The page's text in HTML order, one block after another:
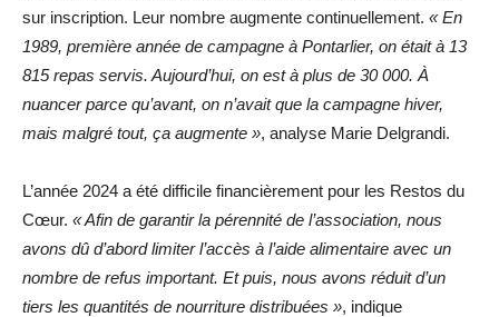
sur inscription. Leur nombre augmente continuellement. « En
1989, première année de campagne à Pontarlier, on était à 13
815 repas servis. Aujourd’hui, on est à plus de 30 000. À
nuancer parce qu’avant, on n’avait que la campagne hiver,
mais malgré tout, ça augmente », analyse Marie Delgrandi.
L’année 2024 a été difficile financièrement pour les Restos du
Cœur. « Afin de garantir la pérennité de l’association, nous
avons dû d’abord limiter l’accès à l’aide alimentaire avec un
nombre de refus important. Et puis, nous avons réduit d’un
tiers les quantités de nourriture distribuées », indique